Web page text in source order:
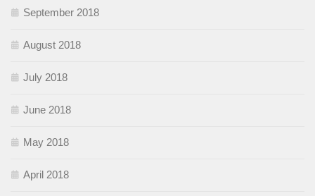
September 2018
August 2018
July 2018
June 2018
May 2018
April 2018